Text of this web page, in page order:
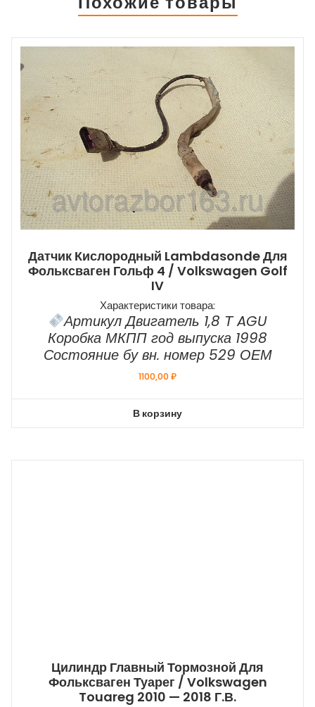
Датчик Кислородный Lambdasonde Для
Фольксваген Гольф 4 / Volkswagen Golf
IV
Характеристики товара:
Артикул Двигатель 1,8 Т AGU
Коробка МКПП год выпуска 1998
Состояние бу вн. номер 529 ОЕМ
1100,00₽
В корзину
Цилиндр Главный Тормозной Для
Фольксваген Туарег / Volkswagen
Touareg 2010 — 2018 Г.в.